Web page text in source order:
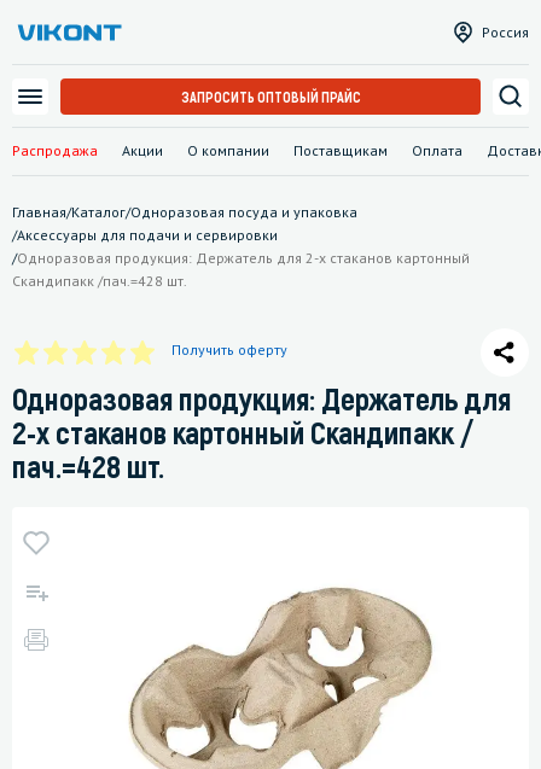
Распродажа Акции О компании Поставщикам Оплата
Россия
ЗАПРОСИТЬ ОПТОВЫЙ ПРАЙС
Главная/Каталог/Одноразовая посуда и упаковка
/Аксессуары для подачи и сервировки
/Одноразовая продукция: Держатель для 2-х стаканов картонный
Скандипакк /пач.=428 шт.
Получить оферту
Одноразовая продукция: Держатель для
2-х стаканов картонный Скандипакк /
пач.=428 шт.